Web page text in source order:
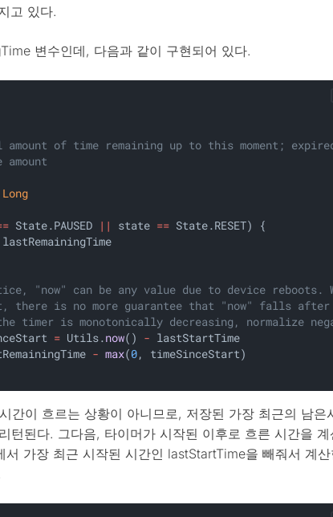
고 있다.
변수인데, 다음과 같이 구현되어 있다.
of time remaining up to this moment;
Long
State.PAUSED || state == State.RESET) {
"now" can be any value due to device reboots.
there is no more guarantee that "now" falls
timer is monotonically decreasing, normalize
= Utils.now() - lastStartTime
- max(0, timeSinceStart)
간이 흐르는 상황이 아니므로, 저장된 가장 최근의 남은
턴된다. 그다음, 타이머가 시작된 이후로 흐른 시간을 계
가장 최근 시작된 시간인 lastStartTime을 빼줘서 계